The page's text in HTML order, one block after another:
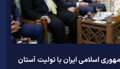
اسلامی ایران با تولیت آستان